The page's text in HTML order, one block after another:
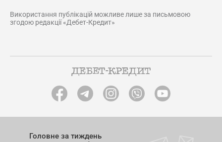
Використання публікацій можливе лише за письмовою
згодою редакції «Дебет-Кредит»
Головне за тиждень